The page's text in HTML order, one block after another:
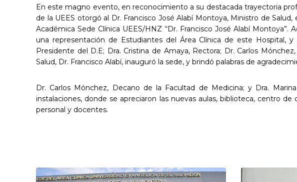
En este magno evento, en reconocimiento a su destacada trayectoria
de la UEES otorgó al Dr. Francisco José Alabí Montoya, Ministro de
Académica Sede Clínica UEES/HNZ “Dr. Francisco José Alabí
una representación de Estudiantes del Área Clínica de este Hospital,
Presidente del D.E; Dra. Cristina de Amaya, Rectora; Dr. Carlos
Salud, Dr. Francisco Alabí, inauguró la sede, y brindó palabras de
Dr. Carlos Mónchez, Decano de la Facultad de Medicina; y Dra.
instalaciones, donde se apreciaron las nuevas aulas, biblioteca, centro
personal y docentes.